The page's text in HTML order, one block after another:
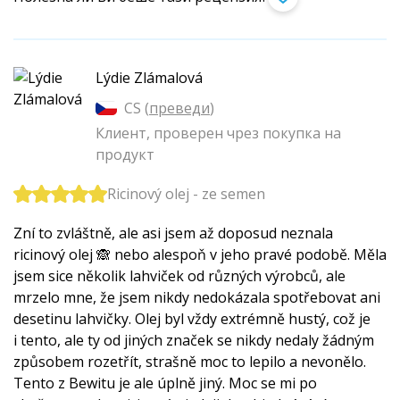
Lýdie Zlámalová
CS (преведи)
Клиент, проверен чрез покупка на
продукт
Ricinový olej - ze semen
Zní to zvláštně, ale asi jsem až doposud neznala
ricinový olej 🙈 nebo alespoň v jeho pravé podobě. Měla
jsem sice několik lahviček od různých výrobců, ale
mrzelo mne, že jsem nikdy nedokázala spotřebovat ani
desetinu lahvičky. Olej byl vždy extrémně hustý, což je
i tento, ale ty od jiných značek se nikdy nedaly žádným
způsobem rozetřít, strašně moc to lepilo a nevonělo.
Tento z Bewitu je ale úplně jiný. Moc se mi po